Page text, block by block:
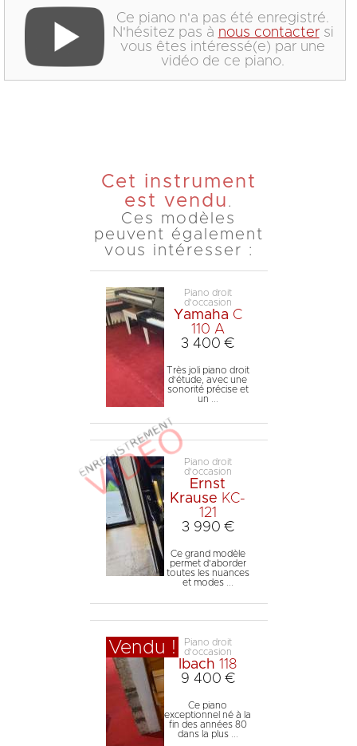
Ce piano n'a pas été enregistré.
N'hésitez pas à nous contactersi
vous êtes intéressé(e) par une
vidéo de ce piano.
Cet instrument
est vendu .
Ces modèles
peuvent également
vous intéresser :
Piano droit
d'occasion
Yamaha C
110 A
3 400 €
Très joli piano droit
d'étude, avec une
sonorité précise et
un ...
Piano droit
d'occasion
Ernst
Krause KC-
121
3 990 €
Ce grand modèle
permet d'aborder
toutes les nuances
et modes ...
Vendu !
Piano droit
d'occasion
Ibach 118
9 400 €
Ce piano
exceptionnel né à la
fin des années 80
dans la plus ...